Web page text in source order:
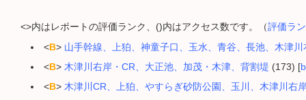
<>内はレポートの評価ランク、()内はアクセス数です。（評価ラ
<B> 山手幹線、上狛、神童子口、玉水、青谷、長池、木津川
<B> 木津川右岸・CR、大正池、加茂・木津、背割堤 (173) [
<B> 木津川CR、上狛、やすらぎ砂防公園、玉川、木津川右